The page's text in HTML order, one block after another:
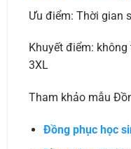
Ưu điểm: Thời gian
Khuyết điểm:
3XL
Tham khảo mẫu
Đồng phục học